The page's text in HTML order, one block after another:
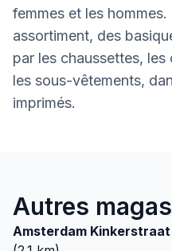
femmes et les
assortiment, des
par les chaussettes,
les sous-vêtements,
imprimés.
Autres
Amsterdam